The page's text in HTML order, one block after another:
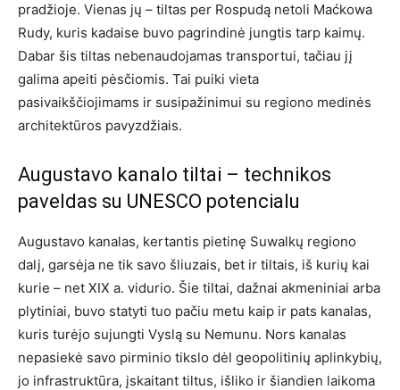
pradžioje. Vienas jų – tiltas per Rospudą netoli Maćkowa
Rudy, kuris kadaise buvo pagrindinė jungtis tarp kaimų.
Dabar šis tiltas nebenaudojamas transportui, tačiau jį
galima apeiti pėsčiomis. Tai puiki vieta
pasivaikščiojimams ir susipažinimui su regiono medinės
architektūros pavyzdžiais.
Augustavo kanalo tiltai – technikos
paveldas su UNESCO potencialu
Augustavo kanalas, kertantis pietinę Suwalkų regiono
dalį, garsėja ne tik savo šliuzais, bet ir tiltais, iš kurių kai
kurie – net XIX a. vidurio. Šie tiltai, dažnai akmeniniai arba
plytiniai, buvo statyti tuo pačiu metu kaip ir pats kanalas,
kuris turėjo sujungti Vyslą su Nemunu. Nors kanalas
nepasiekė savo pirminio tikslo dėl geopolitinių aplinkybių,
jo infrastruktūra, įskaitant tiltus, išliko ir šiandien laikoma